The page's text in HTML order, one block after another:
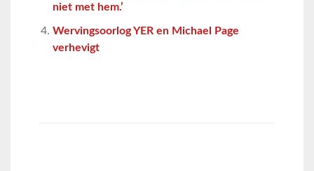
niet met hem.’
Wervingsoorlog YER en Michael Page
verhevigt